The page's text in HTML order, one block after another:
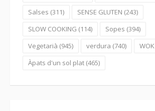
Salses (311) SENSE GLUTEN (243)
SLOW COOKING (114) Sopes (394)
Vegetarià (945) verdura (740) WOK
Àpats d'un sol plat (465)